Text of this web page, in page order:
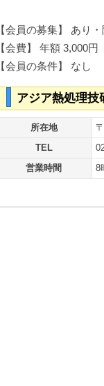
【会員の募集】 あり
【会費】 年額 3,000円
【会員の条件】 なし
アジア熱処理
所在地
TEL
営業時間
8